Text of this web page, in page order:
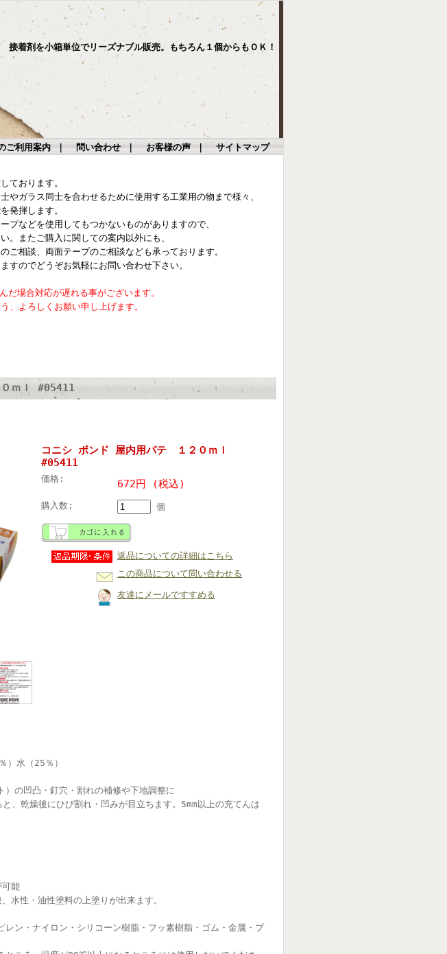
接着剤を小箱単位でリーズナブル販売。もちろん１個からもＯＫ！
ご利用案内｜ 問い合わせ｜ お客様の声｜ サイトマップ
ております。
やガラス同士を合わせるために使用する工業用の物まで様々、
発揮します。
プなどを使用してもつかないものがありますので、
。またご購入に関しての案内以外にも、
ご相談、両面テープのご相談なども承っております。
すのでどうぞお気軽にお問い合わせ下さい。
場合対応が遅れる事がございます。
、よろしくお願い申し上げます。
ｍｌ #05411
コニシ ボンド 屋内用パテ １２０ｍｌ
#05411
価格: 672円 (税込)
購入数: 個
返品についての詳細はこちら
この商品について問い合わせる
友達にメールですすめる
）水（25％）
の凹凸・釘穴・割れの補修や下地調整に
、乾燥後にひび割れ・凹みが目立ちます。5mm以上の充てんは
可能
水性・油性塗料の上塗りが出来ます。
ン・ナイロン・シリコーン樹脂・フッ素樹脂・ゴム・金属・プ